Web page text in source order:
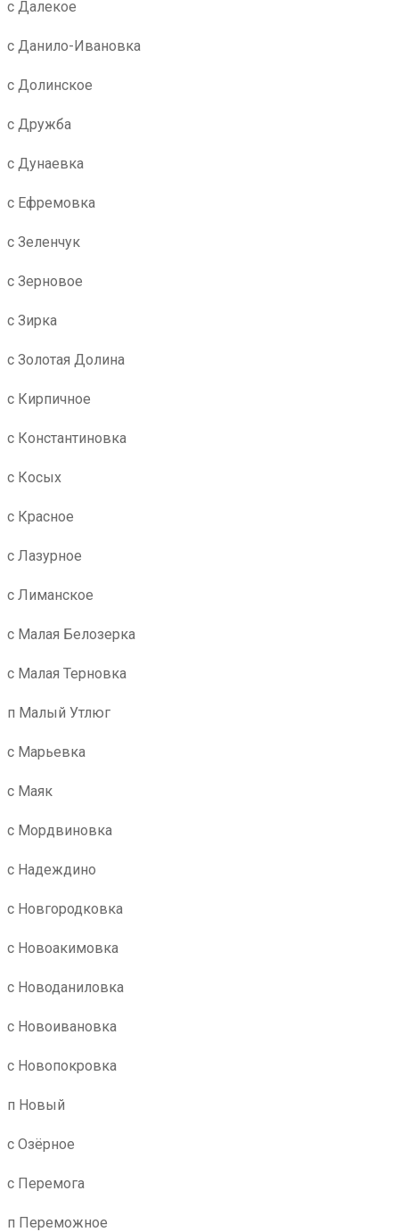
с Далекое
с Данило-Ивановка
с Долинское
с Дружба
с Дунаевка
с Ефремовка
с Зеленчук
с Зерновое
с Зирка
с Золотая Долина
с Кирпичное
с Константиновка
с Косых
с Красное
с Лазурное
с Лиманское
с Малая Белозерка
с Малая Терновка
п Малый Утлюг
с Марьевка
с Маяк
с Мордвиновка
с Надеждино
с Новгородковка
с Новоакимовка
с Новоданиловка
с Новоивановка
с Новопокровка
п Новый
с Озёрное
с Перемога
п Переможное